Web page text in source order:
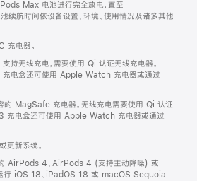
Max 电池进行完全放电，直至
续航时间依设备设置、环境、使用情况及诸多其他
充电器。
无线充电，需要使用 Qi 认证无线充电器。
电盒还可使用 Apple Watch 充电器或通过
的 MagSafe 充电器。无线充电需要使用 Qi 认证
充电盒还可使用 Apple Watch 充电器或通过
更新系统。
AirPods 4、AirPods 4 (支持主动降噪) 或
行 iOS 18、iPadOS 18 或 macOS Sequoia